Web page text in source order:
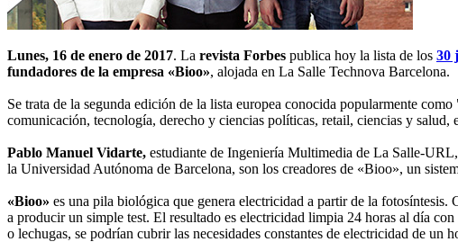
Lunes, 16 de enero de 2017. La revista Forbes publica hoy la lista de los 30
fundadores de la empresa «Bioo», alojada en La Salle Technova Barcelona.
Se trata de la segunda edición de la lista europea conocida popularmente como
comunicación, tecnología, derecho y ciencias políticas, retail, ciencias y salud,
Pablo Manuel Vidarte, estudiante de Ingeniería Multimedia de La Salle-
la Universidad Autónoma de Barcelona, son los creadores de «Bioo», un
«Bioo» es una pila biológica que genera electricidad a partir de la fotosíntesis.
a producir un simple test. El resultado es electricidad limpia 24 horas al día
o lechugas, se podrían cubrir las necesidades constantes de electricidad de un